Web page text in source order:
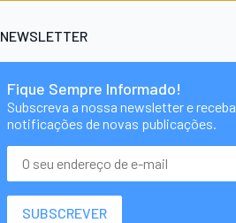
NEWSLETTER
Fique Sempre Informado!
Subscreva a nossa newsletter e receba
notificações de novas publicações.